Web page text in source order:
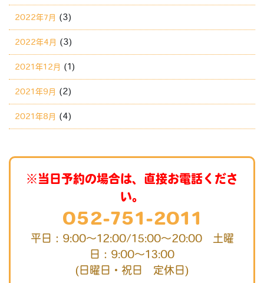
2022年7月 (3)
2022年4月 (3)
2021年12月 (1)
2021年9月 (2)
2021年8月 (4)
※当日予約の場合は、直接お電話くださ
い。
052-751-2011
平日：9:00～12:00/15:00～20:00 土曜
日：9:00～13:00
(日曜日・祝日 定休日)